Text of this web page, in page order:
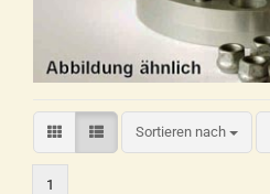
Sortieren nach
1